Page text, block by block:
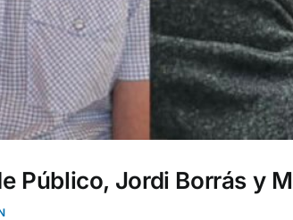
Público, Jordi Borrás y